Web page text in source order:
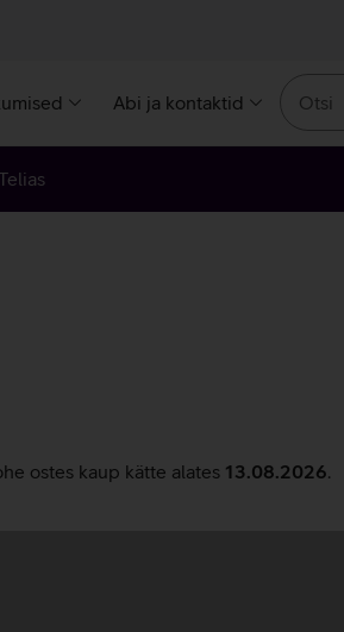
Abi ja kontaktid
Telias
ostes kaup kätte alates 13.08.2026